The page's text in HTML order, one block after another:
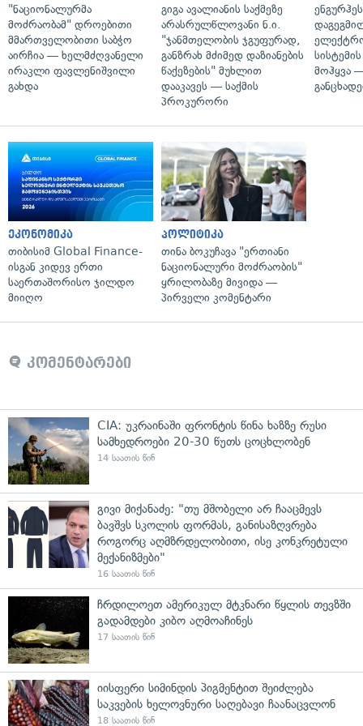
"ნაციონალურმა
მოძრაობამ" დროებითი
მმართველობითი საბჭო
აირჩია — ხელმძღვანელი
ირაკლი ფავლენიშვილი
გახდა
გიგა ავალიანის საქმეზე
არასრულწლოვანი ნ.ი.
"ჯანმთელობის ჯგუფურად,
განზრახ მძიმედ დაზიანების
წაქეზების" მუხლით
დააკავეს — საქმის
პროკურორი
მოჰყვა
ეკონომიკა
თიბისიმ Global Finance-
ისგან კიდევ ერთი
საერთაშორისო ჯილდო
მიიღო
პოლიტიკა
თინა ბოკუჩავა "ერთიანი
ნაციონალური მოძრაობის"
ყრილობაზე მივიდა —
პირველი კომენტარი
კომენტარები
CIA: უკრაინაში ფრონტის წინა ხაზზე რუსი
სამხედროები 20-30 წუთს ცოცხლობენ
14 საათის წინ
გივი მიქანაძე: "თუ მშობელი არ ჩააცმევს
ბავშვს სკოლის ფორმას, განისაზღვრება
როგორც აღმზრდელობითი, ისე კონკრეტული
მექანიზმები"
16 საათის წინ
ჩრდილოეთ ამერიკულ მტკნარი წყლის თევზში
გადამდები კიბო აღმოაჩინეს
17 საათის წინ
იისფერი სიმინდის პიგმენტით შეიძლება
საკვების ხელოვნური საღებავი ჩაანაცვლონ
18 საათის წინ